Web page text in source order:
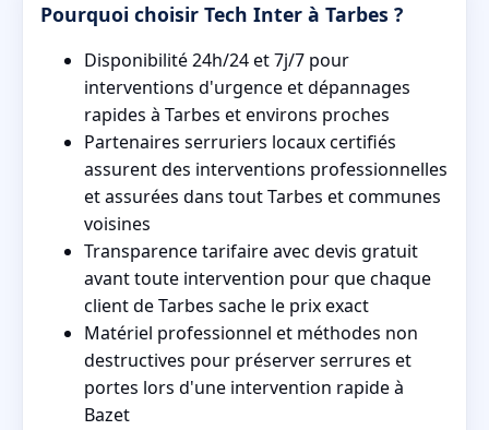
Pourquoi choisir Tech Inter à Tarbes ?
Disponibilité 24h/24 et 7j/7 pour
interventions d'urgence et dépannages
rapides à Tarbes et environs proches
Partenaires serruriers locaux certifiés
assurent des interventions professionnelles
et assurées dans tout Tarbes et communes
voisines
Transparence tarifaire avec devis gratuit
avant toute intervention pour que chaque
client de Tarbes sache le prix exact
Matériel professionnel et méthodes non
destructives pour préserver serrures et
portes lors d'une intervention rapide à
Bazet